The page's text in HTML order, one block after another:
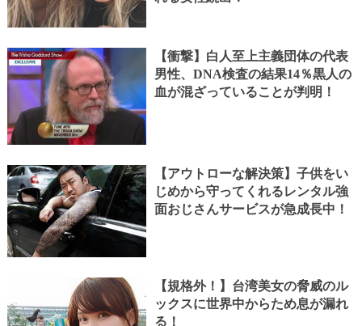
【衝撃】白人至上主義団体の代表
男性、DNA検査の結果14％黒人の
血が混ざっていることが判明！
【アウトローな解決策】子供をい
じめから守ってくれるレンタル強
面おじさんサービスが急成長中！
【規格外！】台湾美女の脅威のル
ックスに世界中からため息が漏れ
る！